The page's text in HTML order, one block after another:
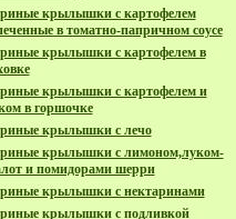
крылышки с картофелем
в томатно-папричном соусе
крылышки с картофелем в
крылышки с картофелем и
в горшочке
крылышки с лечо
крылышки с лимоном,луком-
и помидорами шерри
крылышки с нектаринами
крылышки с подливкой